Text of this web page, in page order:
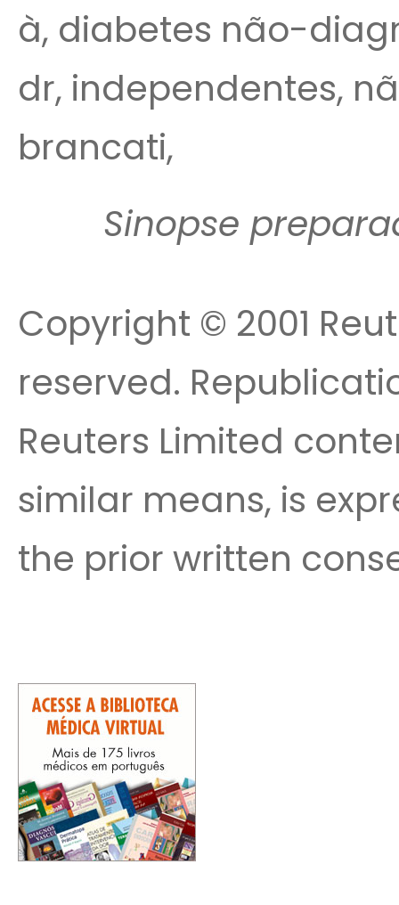
à, diabetes não-
dr, independentes,
brancati,
Sinopse
Copyright © 2001
reserved.
Reuters Limited
similar means, is
the prior written